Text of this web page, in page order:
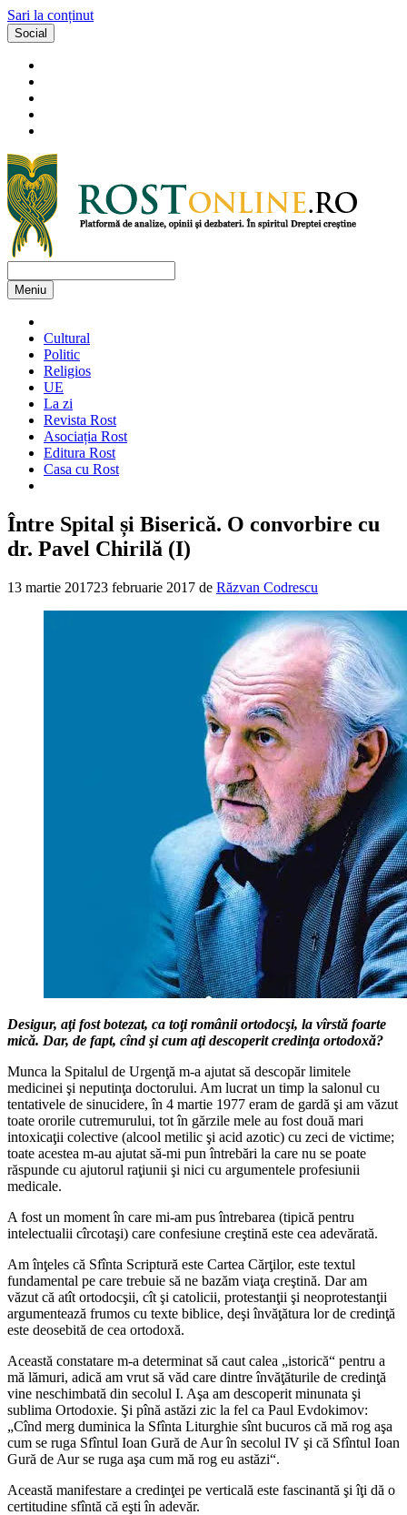
Sari la conținut
Social
Meniu
Cultural
Politic
Religios
UE
La zi
Revista Rost
Asociația Rost
Editura Rost
Casa cu Rost
Între Spital și Biserică. O convorbire cu
dr. Pavel Chirilă (I)
13 martie 201723 februarie 2017 de Răzvan Codrescu
Desigur, aţi fost botezat, ca toţi românii ortodocşi, la vîrstă foarte
mică. Dar, de fapt, cînd şi cum aţi descoperit credinţa ortodoxă?
Munca la Spitalul de Urgenţă m‑a ajutat să descopăr limitele
medicinei şi neputinţa doctorului. Am lucrat un timp la salonul cu
tentativele de sinucidere, în 4 martie 1977 eram de gardă şi am văzut
toate ororile cutremurului, tot în gărzile mele au fost două mari
intoxicaţii colective (alcool metilic şi acid azotic) cu zeci de victime;
toate acestea m‑au ajutat să‑mi pun întrebări la care nu se poate
răspunde cu ajutorul raţiunii şi nici cu argumentele profesiunii
medicale.
A fost un moment în care mi‑am pus întrebarea (tipică pentru
intelectualii cîrcotaşi) care confesiune creştină este cea adevărată.
Am înţeles că Sfînta Scriptură este Cartea Cărţilor, este textul
fundamental pe care trebuie să ne bazăm viaţa creştină. Dar am
văzut că atît ortodocşii, cît şi catolicii, protestanţii şi neoprotestanţii
argumentează frumos cu texte biblice, deşi învăţătura lor de credinţă
este deosebită de cea ortodoxă.
Această constatare m‑a determinat să caut calea „istorică“ pentru a
mă lămuri, adică am vrut să văd care dintre învăţăturile de credinţă
vine neschimbată din secolul I. Aşa am descoperit minunata şi
sublima Ortodoxie. Şi pînă astăzi zic la fel ca Paul Evdokimov:
„Cînd merg duminica la Sfînta Liturghie sînt bucuros că mă rog aşa
cum se ruga Sfîntul Ioan Gură de Aur în secolul IV şi că Sfîntul Ioan
Gură de Aur se ruga aşa cum mă rog eu astăzi“.
Această manifestare a credinţei pe verticală este fascinantă şi îţi dă o
certitudine sfîntă că eşti în adevăr.